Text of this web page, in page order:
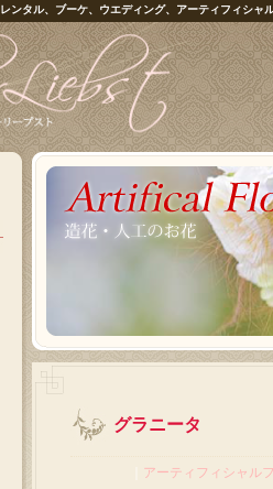
レンタル、ブーケ、ウエディング、アーティフィシャ
グラニータ
アーティフィシャル